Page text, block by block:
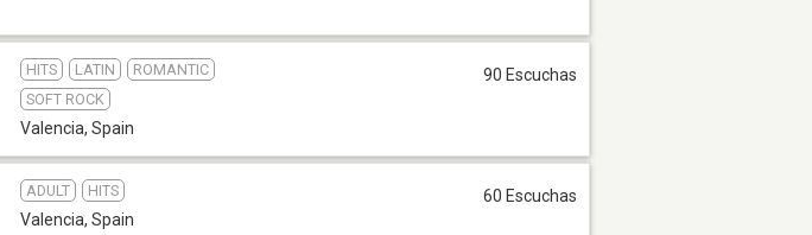
HITS LATIN
ROMANTIC
SOFT ROCK
Valencia, Spain
90 Escuchas
ADULT HITS
Valencia, Spain
60 Escuchas